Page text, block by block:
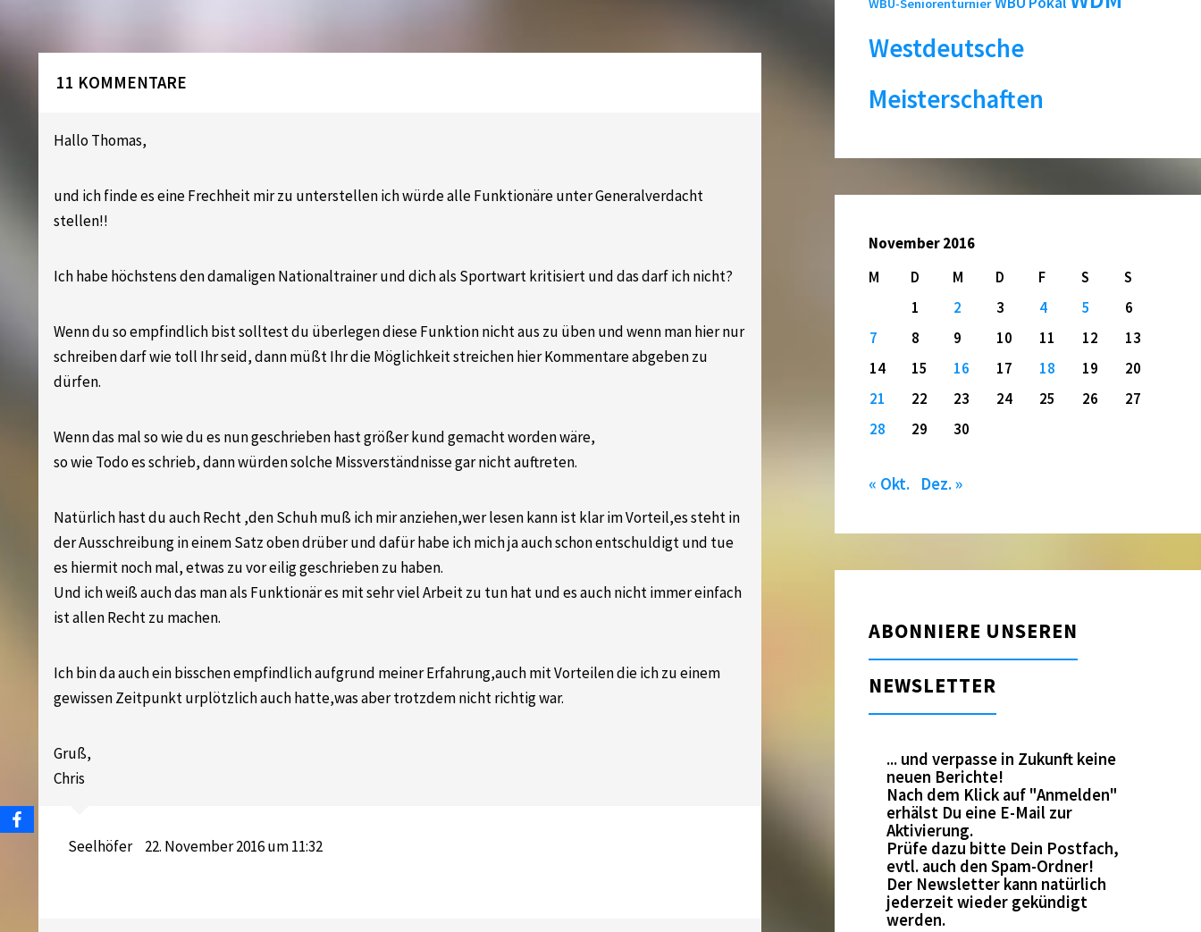
11 KOMMENTARE
Hallo Thomas,
und ich finde es eine Frechheit mir zu unterstellen ich würde alle Funktionäre unter Generalverdacht
stellen!!
Ich habe höchstens den damaligen Nationaltrainer und dich als Sportwart kritisiert und das darf ich nicht?
Wenn du so empfindlich bist solltest du überlegen diese Funktion nicht aus zu üben und wenn man hier nur
schreiben darf wie toll Ihr seid, dann müßt Ihr die Möglichkeit streichen hier Kommentare abgeben zu
dürfen.
Wenn das mal so wie du es nun geschrieben hast größer kund gemacht worden wäre,
so wie Todo es schrieb, dann würden solche Missverständnisse gar nicht auftreten.
Natürlich hast du auch Recht ,den Schuh muß ich mir anziehen,wer lesen kann ist klar im Vorteil,es steht in
der Ausschreibung in einem Satz oben drüber und dafür habe ich mich ja auch schon entschuldigt und tue
es hiermit noch mal, etwas zu vor eilig geschrieben zu haben.
Und ich weiß auch das man als Funktionär es mit sehr viel Arbeit zu tun hat und es auch nicht immer einfach
ist allen Recht zu machen.
Ich bin da auch ein bisschen empfindlich aufgrund meiner Erfahrung,auch mit Vorteilen die ich zu einem
gewissen Zeitpunkt urplötzlich auch hatte,was aber trotzdem nicht richtig war.
Gruß,
Chris
Seelhöfer 22. November 2016 um 11:32
WBU-Seniorenturnier
Westdeutsche
Meisterschaften
November 2016
M
D M D F S
S
1
2 3 4 5
6
7
8 9 10 11 12
13
14
15 16 17 18 19
20
21
22 23 24 25 26
27
28
29 30
« Okt. Dez. »
ABONNIERE UNSEREN
NEWSLETTER
... und verpasse in Zukunft keine
neuen Berichte!
Nach dem Klick auf "Anmelden"
erhälst Du eine E-Mail zur
Aktivierung.
Prüfe dazu bitte Dein Postfach,
evtl. auch den Spam-Ordner!
Der Newsletter kann natürlich
jederzeit wieder gekündigt
werden.